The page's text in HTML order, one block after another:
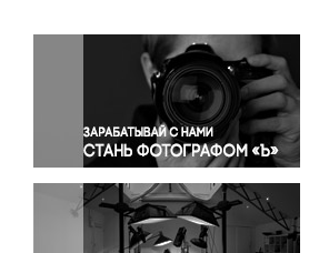
Окружающая среда
Политика
Правосудие
Происшествия и конфликты
Религия
Светская жизнь
Спорт
Экология